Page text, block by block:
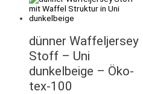
dünner Waffeljersey
Stoff – Uni
dunkelbeige – Öko-
tex-100